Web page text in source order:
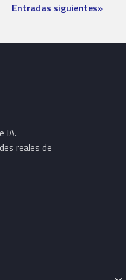
Entradas siguientes»
IA.
reales de